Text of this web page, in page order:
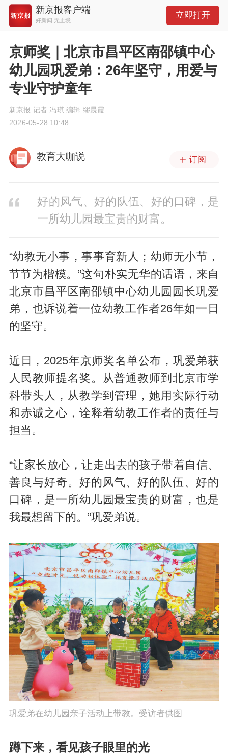
新京报客户端
好新闻 无止境
立即打开
京师奖｜北京市昌平区南邵镇中心
幼儿园巩爱弟：26年坚守，用爱与
专业守护童年
新京报 记者 冯琪 编辑 缪晨霞
2026-05-28 10:48
教育大咖说 订阅
好的风气、好的队伍、好的口碑，是
一所幼儿园最宝贵的财富。
“幼教无小事，事事育新人；幼师无小节，
节节为楷模。”这句朴实无华的话语，来自
北京市昌平区南邵镇中心幼儿园园长巩爱
弟，也诉说着一位幼教工作者26年如一日
的坚守。
近日，2025年京师奖名单公布，巩爱弟获
人民教师提名奖。从普通教师到北京市学
科带头人，从教学到管理，她用实际行动
和赤诚之心，诠释着幼教工作者的责任与
担当。
“让家长放心，让走出去的孩子带着自信、
善良与好奇。好的风气、好的队伍、好的
口碑，是一所幼儿园最宝贵的财富，也是
我最想留下的。”巩爱弟说。
巩爱弟在幼儿园亲子活动上带教。受访者供图
蹲下来，看见孩子眼里的光